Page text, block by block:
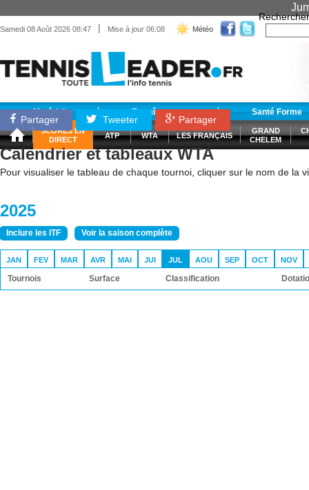
Samedi 08 Août 2026 08:47 | Mise à jour 06:08 Météo
Rechercher
Matériel Entraînement Santé Forme
SCORES EN
DIRECT
ATP WTA LES FRANÇAIS
GRAND
CHELEM
Partager Tweeter Partager
Calendrier et tableaux WTA
Pour visualiser le tableau de chaque tournoi, cliquer sur le nom de la
2025
Inclure les ITF Voir la saison complète
JAN FEV MAR AVR MAI JUI JUL AOU SEP OCT NOV
Tournois Surface Classification